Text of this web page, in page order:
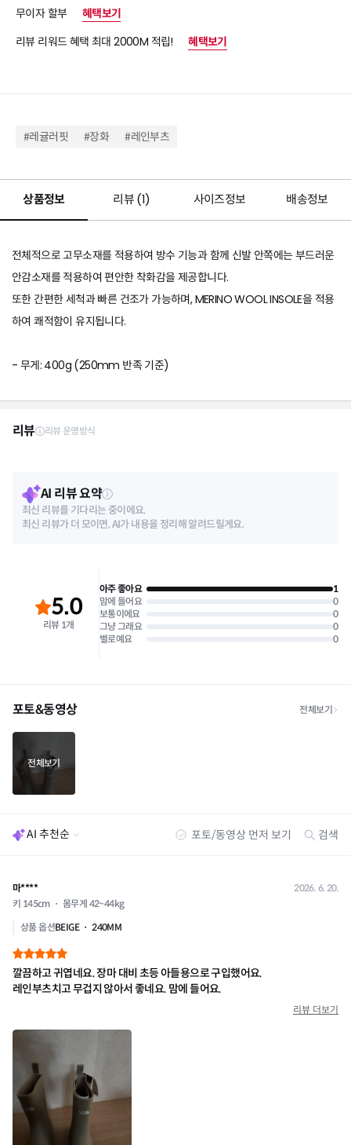
무이자 할부
혜택보기
리뷰 리워드 혜택 최대 2000M 적립!
혜택보기
#레귤러핏 #장화 #레인부츠
상품정보 리뷰 (1) 사이즈정보 배송정보
전체적으로 고무소재를 적용하여 방수 기능과 함께 신발 안쪽에는 부드러운
안감소재를 적용하여 편안한 착화감을 제공합니다.
또한 간편한 세척과 빠른 건조가 가능하며, MERINO WOOL INSOLE을 적용
하여 쾌적함이 유지됩니다.
- 무게: 400g (250mm 반족 기준)